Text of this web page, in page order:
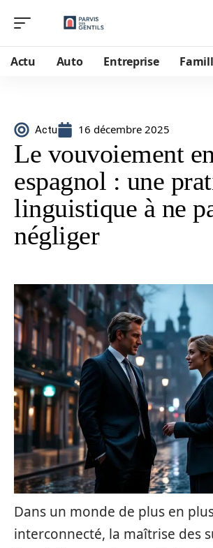
Actu Auto Entreprise
Actu 16 décembre 2025
Le vouvoiement en
espagnol : une
linguistique à ne
négliger
Dans un monde de plus en
interconnecté, la maîtrise des